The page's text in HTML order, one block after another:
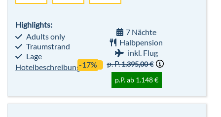
Highlights:
Adults only
Traumstrand
Lage
Hotelbeschreibung
7 Nächte
Halbpension
inkl. Flug
-17%
p. P.1.395,00 €
p.P. ab 1.148 €